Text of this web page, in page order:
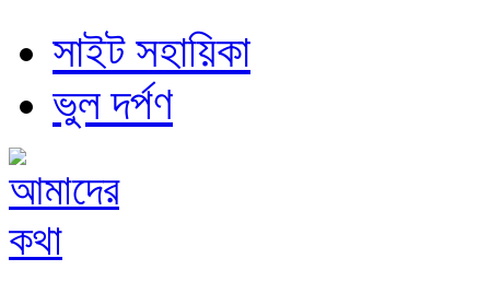
সাইট সহায়িকা
ভুল দর্পণ